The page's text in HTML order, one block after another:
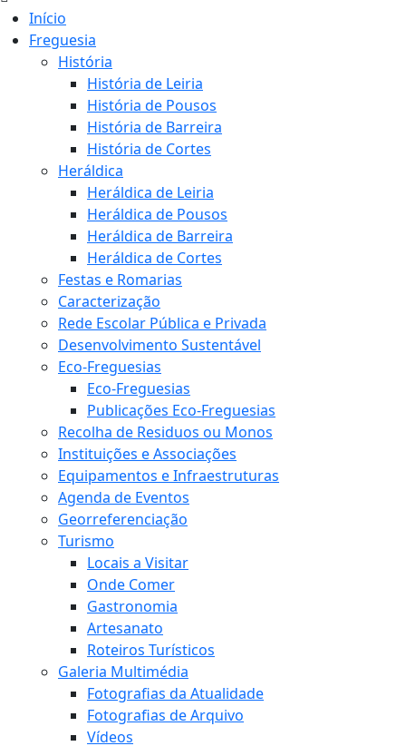
Início
Freguesia
História
História de Leiria
História de Pousos
História de Barreira
História de Cortes
Heráldica
Heráldica de Leiria
Heráldica de Pousos
Heráldica de Barreira
Heráldica de Cortes
Festas e Romarias
Caracterização
Rede Escolar Pública e Privada
Desenvolvimento Sustentável
Eco-Freguesias
Eco-Freguesias
Publicações Eco-Freguesias
Recolha de Residuos ou Monos
Instituições e Associações
Equipamentos e Infraestruturas
Agenda de Eventos
Georreferenciação
Turismo
Locais a Visitar
Onde Comer
Gastronomia
Artesanato
Roteiros Turísticos
Galeria Multimédia
Fotografias da Atualidade
Fotografias de Arquivo
Vídeos